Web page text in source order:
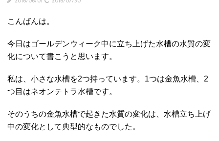
こんばんは。
今日はゴールデンウィーク中に立ち上げた水槽の水質の変
化について書こうと思います。
私は、小さな水槽を2つ持っています。1つは金魚水槽、2
つ目はネオンテトラ水槽です。
そのうちの金魚水槽で起きた水質の変化は、水槽立ち上げ
中の変化として典型的なものでした。